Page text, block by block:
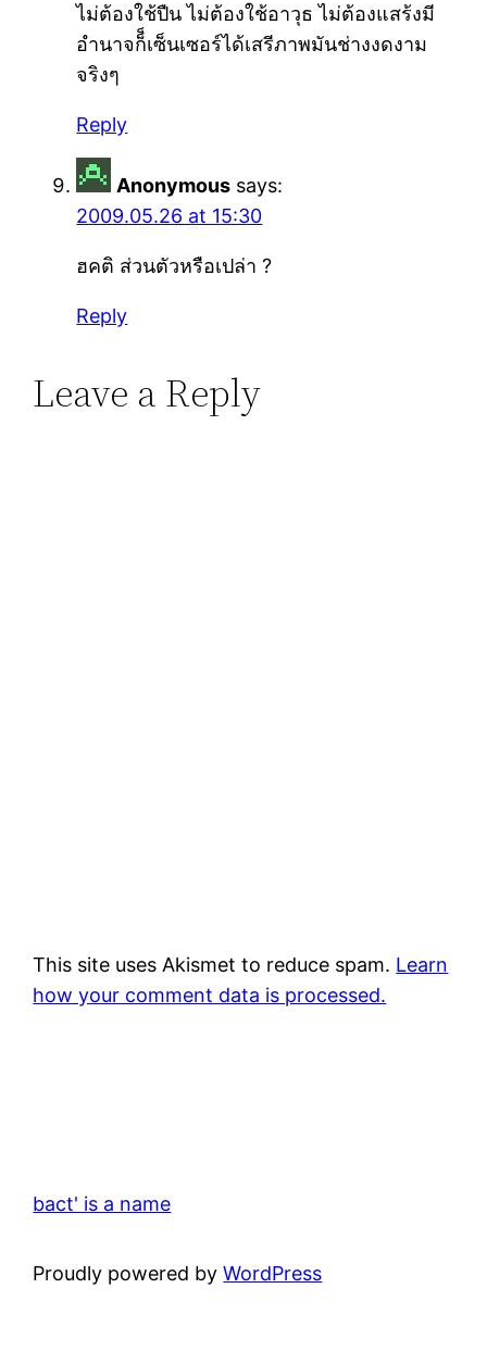
ไม่ต้องใช้ปืน ไม่ต้องใช้อาวุธ ไม่ต้องแสร้งมี
อำนาจก็็เซ็นเซอร์ได้เสรีภาพมันช่างงดงาม
จริงๆ
Reply
Anonymous says:
2009.05.26 at 15:30
ฮคติ ส่วนตัวหรือเปล่า ?
Reply
Leave a Reply
This site uses Akismet to reduce spam. Learn
how your comment data is processed.
bact' is a name
Proudly powered byWordPress